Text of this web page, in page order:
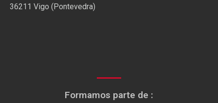
36211 Vigo (Pontevedra)
Formamos parte de :